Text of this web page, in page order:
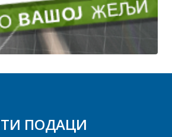
ПОДАЦИ